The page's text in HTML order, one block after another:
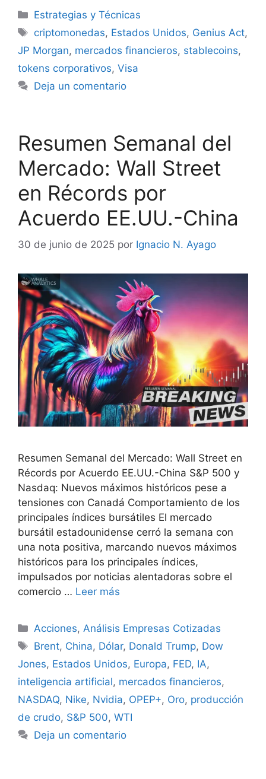
Categorías
Estrategias y Técnicas
Etiquetas
criptomonedas, Estados Unidos, Genius Act,
JP Morgan, mercados financieros, stablecoins,
tokens corporativos, Visa
Deja un comentario
Resumen Semanal del
Mercado: Wall Street
en Récords por
Acuerdo EE.UU.-China
30 de junio de 2025 por Ignacio N. Ayago
Resumen Semanal del Mercado: Wall Street en
Récords por Acuerdo EE.UU.-China S&P 500 y
Nasdaq: Nuevos máximos históricos pese a
tensiones con Canadá Comportamiento de los
principales índices bursátiles El mercado
bursátil estadounidense cerró la semana con
una nota positiva, marcando nuevos máximos
históricos para los principales índices,
impulsados por noticias alentadoras sobre el
comercio … Leer más
Categorías
Acciones,Análisis Empresas Cotizadas
Etiquetas
Brent, China, Dólar, Donald Trump, Dow
Jones, Estados Unidos, Europa, FED, IA,
inteligencia artificial, mercados financieros,
NASDAQ, Nike, Nvidia, OPEP+, Oro, producción
de crudo, S&P 500, WTI
Deja un comentario